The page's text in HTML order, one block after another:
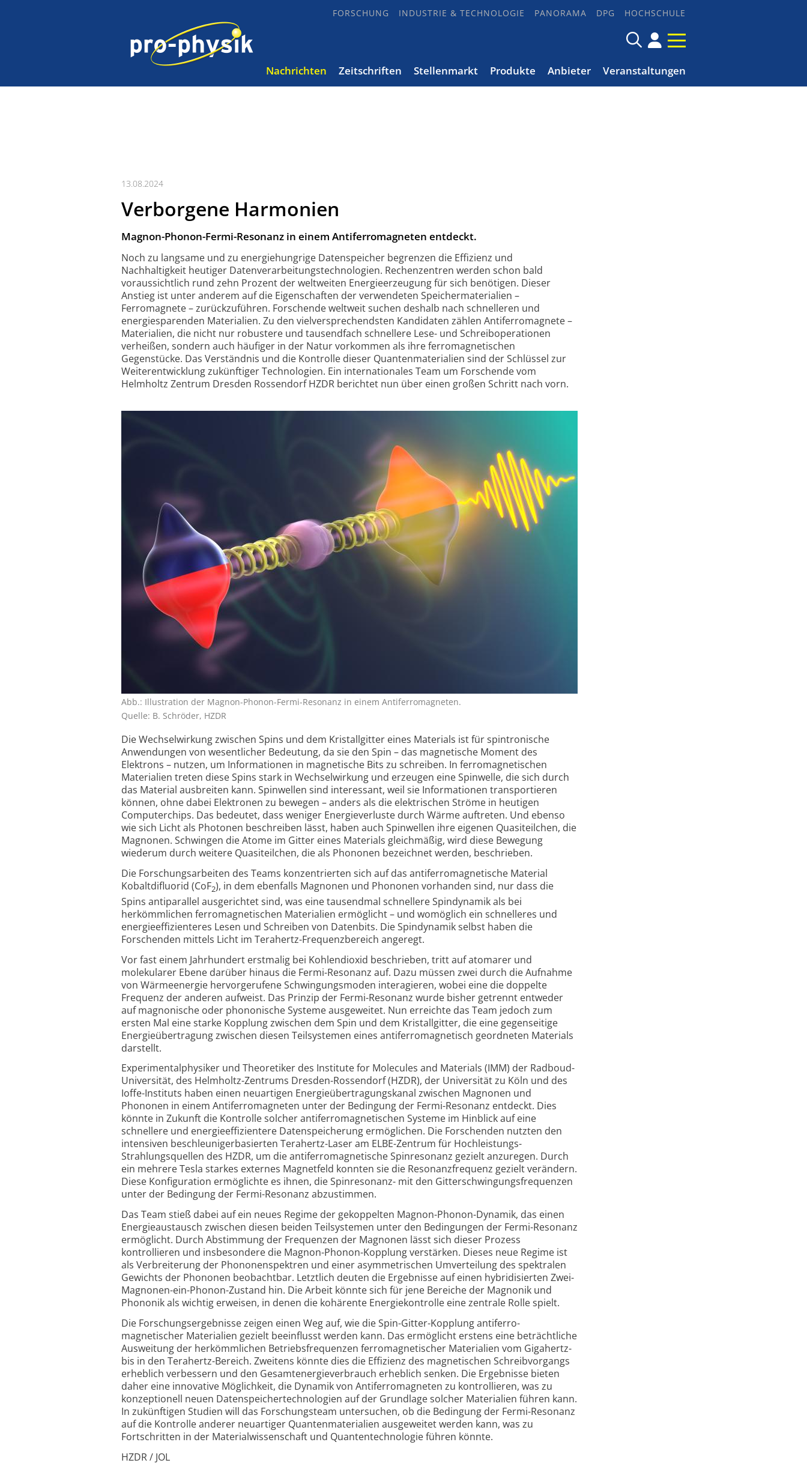
FORSCHUNG INDUSTRIE & TECHNOLOGIE PANORAMA DPG HOCHSCHULE
Nachrichten Zeitschriften Stellenmarkt Produkte Anbieter Veranstaltungen
13.08.2024
Verborgene Harmonien
Magnon-Phonon-Fermi-Resonanz in einem Antiferromagneten entdeckt.
Noch zu langsame und zu energiehungrige Datenspeicher begrenzen die Effizienz und
Nachhaltigkeit heutiger Daten­verarbeitungs­technologien. Rechenzentren werden schon bald
voraus­sichtlich rund zehn Prozent der weltweiten Energie­erzeugung für sich benötigen. Dieser
Anstieg ist unter anderem auf die Eigenschaften der verwendeten Speicher­materialien –
Ferromagnete – zurückzuführen. Forschende weltweit suchen deshalb nach schnelleren und
energiesparenden Materialien. Zu den vielver­sprechendsten Kandidaten zählen Antiferro­magnete –
Materialien, die nicht nur robustere und tausendfach schnellere Lese- und Schreiboperationen
verheißen, sondern auch häufiger in der Natur vorkommen als ihre ferro­magnetischen
Gegenstücke. Das Verständnis und die Kontrolle dieser Quanten­materialien sind der Schlüssel zur
Weiter­entwicklung zukünftiger Technologien. Ein inter­nationales Team um Forschende vom
Helmholtz Zentrum Dresden Rossendorf HZDR berichtet nun über einen großen Schritt nach vorn.
Abb.: Illustration der Magnon-Phonon-Fermi-Resonanz in einem Antiferromagneten.
Quelle: B. Schröder, HZDR
Die Wechselwirkung zwischen Spins und dem Kristallgitter eines Materials ist für spintronische
Anwendungen von wesentlicher Bedeutung, da sie den Spin – das magnetische Moment des
Elektrons – nutzen, um Informationen in magnetische Bits zu schreiben. In ferro­magnetischen
Materialien treten diese Spins stark in Wechselwirkung und erzeugen eine Spinwelle, die sich durch
das Material ausbreiten kann. Spinwellen sind interessant, weil sie Informationen transportieren
können, ohne dabei Elektronen zu bewegen – anders als die elektrischen Ströme in heutigen
Computerchips. Das bedeutet, dass weniger Energie­verluste durch Wärme auftreten. Und ebenso
wie sich Licht als Photonen beschreiben lässt, haben auch Spinwellen ihre eigenen Quasiteilchen, die
Magnonen. Schwingen die Atome im Gitter eines Materials gleichmäßig, wird diese Bewegung
wiederum durch weitere Quasiteilchen, die als Phononen bezeichnet werden, beschrieben.
Die Forschungsarbeiten des Teams konzentrierten sich auf das antiferro­magnetische Material
Kobalt­difluorid (CoF2), in dem ebenfalls Magnonen und Phononen vorhanden sind, nur dass die
Spins antiparallel ausgerichtet sind, was eine tausendmal schnellere Spindynamik als bei
herkömmlichen ferro­magnetischen Materialien ermöglicht – und womöglich ein schnelleres und
energie­effizienteres Lesen und Schreiben von Datenbits. Die Spindynamik selbst haben die
Forschenden mittels Licht im Terahertz-Frequenz­bereich angeregt.
Vor fast einem Jahrhundert erstmalig bei Kohlendioxid beschrieben, tritt auf atomarer und
molekularer Ebene darüber hinaus die Fermi-Resonanz auf. Dazu müssen zwei durch die Aufnahme
von Wärmeenergie hervor­gerufene Schwingungs­moden interagieren, wobei eine die doppelte
Frequenz der anderen aufweist. Das Prinzip der Fermi-Resonanz wurde bisher getrennt entweder
auf magnonische oder phononische Systeme ausgeweitet. Nun erreichte das Team jedoch zum
ersten Mal eine starke Kopplung zwischen dem Spin und dem Kristallgitter, die eine gegen­seitige
Energieübertragung zwischen diesen Teilsystemen eines antiferro­magnetisch geordneten Materials
darstellt.
Experimentalphysiker und Theoretiker des Institute for Molecules and Materials (IMM) der Radboud-
Universität, des Helmholtz-Zentrums Dresden-Rossendorf (HZDR), der Universität zu Köln und des
Ioffe-Instituts haben einen neuartigen Energieübertragungs­kanal zwischen Magnonen und
Phononen in einem Antiferro­magneten unter der Bedingung der Fermi-Resonanz entdeckt. Dies
könnte in Zukunft die Kontrolle solcher antiferro­magnetischen Systeme im Hinblick auf eine
schnellere und energie­effizientere Daten­speicherung ermöglichen. Die Forschenden nutzten den
intensiven beschleuniger­basierten Terahertz-Laser am ELBE-Zentrum für Hochleistungs-
Strahlungsquellen des HZDR, um die antiferromagnetische Spinresonanz gezielt anzuregen. Durch
ein mehrere Tesla starkes externes Magnetfeld konnten sie die Resonanz­frequenz gezielt verändern.
Diese Konfi­guration ermöglichte es ihnen, die Spinresonanz- mit den Gitterschwingungs­frequenzen
unter der Bedingung der Fermi-Resonanz abzustimmen.
Das Team stieß dabei auf ein neues Regime der gekoppelten Magnon-Phonon-Dynamik, das einen
Energie­austausch zwischen diesen beiden Teilsystemen unter den Bedingungen der Fermi-Resonanz
ermöglicht. Durch Abstimmung der Frequenzen der Magnonen lässt sich dieser Prozess
kontrollieren und ins­besondere die Magnon-Phonon-Kopplung verstärken. Dieses neue Regime ist
als Verbreiterung der Phononen­spektren und einer asymme­trischen Umverteilung des spektralen
Gewichts der Phononen beobachtbar. Letztlich deuten die Ergebnisse auf einen hybridisierten Zwei-
Magnonen-ein-Phonon-Zustand hin. Die Arbeit könnte sich für jene Bereiche der Magnonik und
Phononik als wichtig erweisen, in denen die kohärente Energie­kontrolle eine zentrale Rolle spielt.
Die Forschungs­ergebnisse zeigen einen Weg auf, wie die Spin-Gitter-Kopplung antiferro­
magnetischer Materialien gezielt beeinflusst werden kann. Das ermöglicht erstens eine beträchtliche
Ausweitung der herkömmlichen Betriebs­frequenzen ferro­magnetischer Materialien vom Gigahertz-
bis in den Terahertz-Bereich. Zweitens könnte dies die Effizienz des magne­tischen Schreib­vorgangs
erheblich verbessern und den Gesamt­energieverbrauch erheblich senken. Die Ergebnisse bieten
daher eine innovative Möglichkeit, die Dynamik von Antiferro­magneten zu kontrollieren, was zu
konzeptionell neuen Datenspeicher­technologien auf der Grundlage solcher Materialien führen kann.
In zukünftigen Studien will das Forschungsteam untersuchen, ob die Bedingung der Fermi-Resonanz
auf die Kontrolle anderer neuartiger Quanten­materialien ausgeweitet werden kann, was zu
Fortschritten in der Material­wissenschaft und Quanten­technologie führen könnte.
HZDR / JOL